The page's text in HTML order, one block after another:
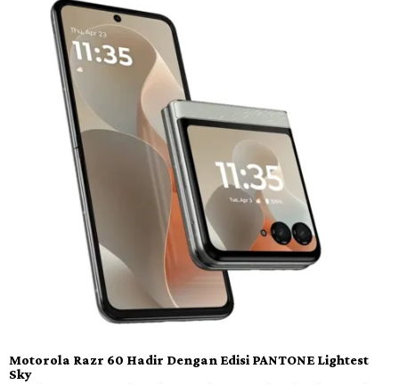
Motorola Razr 60 Hadir Dengan Edisi PANTONE Lightest
Sky